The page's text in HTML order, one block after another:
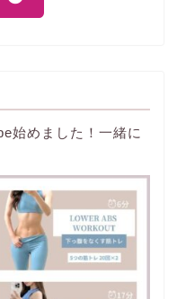
始めました！一緒に